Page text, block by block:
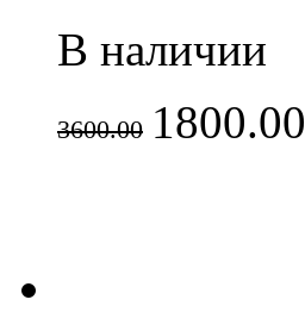
В наличии
3600.00 1800.00